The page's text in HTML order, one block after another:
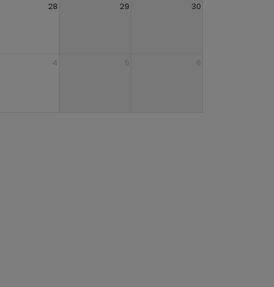
28 29 30
4 5 6